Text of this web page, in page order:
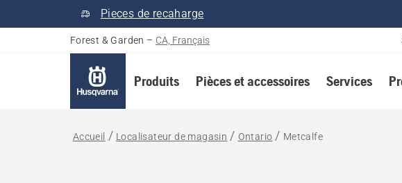
Pieces de recaharge
Forest & Garden – CA, Français
Produits Pièces et accessoires Services
Accueil Localisateur de magasin Ontario Metcalfe